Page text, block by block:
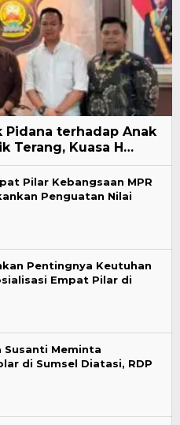
Pidana terhadap Anak
Terang, Kuasa H…
Pilar Kebangsaan MPR
Penguatan Nilai
Pentingnya Keutuhan
Empat Pilar di
Susanti Meminta
di Sumsel Diatasi, RDP